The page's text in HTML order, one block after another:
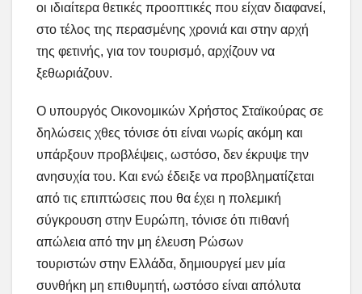
οι ιδιαίτερα θετικές προοπτικές που είχαν διαφανεί,
στο τέλος της περασμένης χρονιά και στην αρχή
της φετινής, για τον τουρισμό, αρχίζουν να
ξεθωριάζουν.
Ο υπουργός Οικονομικών Χρήστος Σταϊκούρας σε
δηλώσεις χθες τόνισε ότι είναι νωρίς ακόμη και
υπάρξουν προβλέψεις, ωστόσο, δεν έκρυψε την
ανησυχία του. Και ενώ έδειξε να προβληματίζεται
από τις επιπτώσεις που θα έχει η πολεμική
σύγκρουση στην Ευρώπη, τόνισε ότι πιθανή
απώλεια από την μη έλευση Ρώσων
τουριστών στην Ελλάδα, δημιουργεί μεν μία
συνθήκη μη επιθυμητή, ωστόσο είναι απόλυτα